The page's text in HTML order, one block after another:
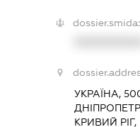
dossier.smida:
УКРАЇНА,
КРИВИЙ